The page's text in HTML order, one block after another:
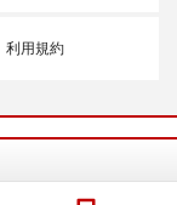
利用規約